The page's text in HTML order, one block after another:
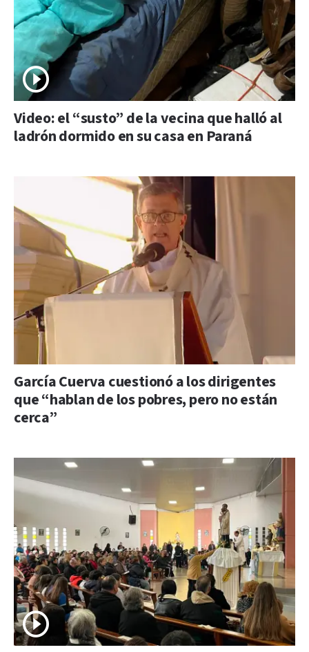
Video: el “susto” de la vecina que halló al
ladrón dormido en su casa en Paraná
García Cuerva cuestionó a los dirigentes
que “hablan de los pobres, pero no están
cerca”